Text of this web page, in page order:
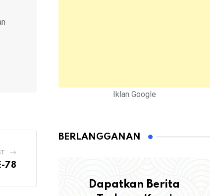
78
Iklan Google
BERLANGGANAN
Dapatkan Berita